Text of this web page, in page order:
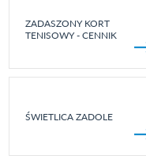
ZADASZONY KORT
TENISOWY - CENNIK
ŚWIETLICA ZADOLE